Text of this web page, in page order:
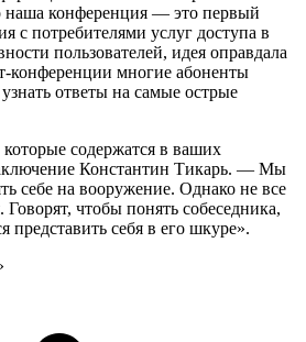
наша конференция — это первый
с потребителями услуг доступа в
пользователей, идея оправдала
конференции многие абоненты
ответы на самые острые
содержатся в ваших
Константин Тикарь. — Мы
себе на вооружение. Однако не все
Говорят, чтобы понять собеседника,
представить себя в его шкуре».